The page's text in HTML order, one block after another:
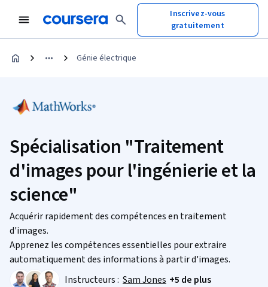
Inscrivez-vous
gratuitement
Génie électrique
Spécialisation "Traitement
d'images pour l'ingénierie et la
science"
Acquérir rapidement des compétences en traitement
d'images.
Apprenez les compétences essentielles pour extraire
automatiquement des informations à partir d'images.
Instructeurs : Sam Jones +5 de plus